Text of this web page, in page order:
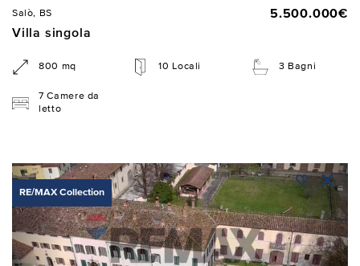
Salò, BS
5.500.000€
Villa singola
800 mq 10 Locali 3 Bagni
7 Camere da
letto
RE/MAX Collection